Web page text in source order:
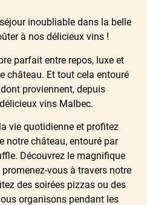
inoubliable dans la belle
à nos délicieux vins !
parfait entre repos, luxe et
château. Et tout cela entouré
proviennent, depuis
vins Malbec.
vie quotidienne et profitez
notre château, entouré par
Découvrez le magnifique
vous à travers notre
des soirées pizzas ou des
organisons pendant les